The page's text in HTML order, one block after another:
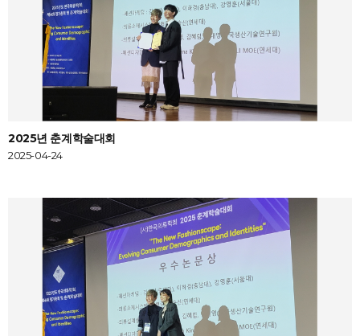
2025년 춘계학술대회
2025-04-24